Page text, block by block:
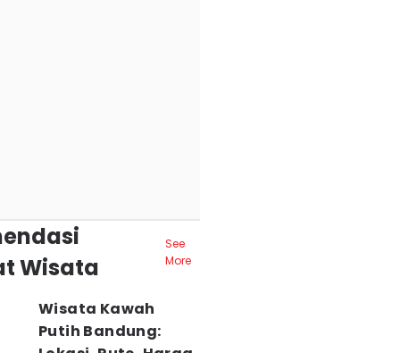
Wisata
See
More
Wisata Kawah
Putih Bandung: